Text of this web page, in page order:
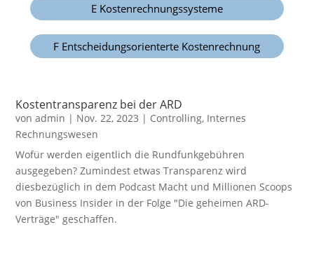
E Kostenrechnungssysteme
F Entscheidungsorienterte Kostenrechnung
Kostentransparenz bei der ARD
vonadmin | Nov. 22, 2023 | Controlling, Internes
Rechnungswesen
Wofür werden eigentlich die Rundfunkgebühren
ausgegeben? Zumindest etwas Transparenz wird
diesbezüglich in dem Podcast Macht und Millionen Scoops
von Business Insider in der Folge "Die geheimen ARD-
Verträge" geschaffen.